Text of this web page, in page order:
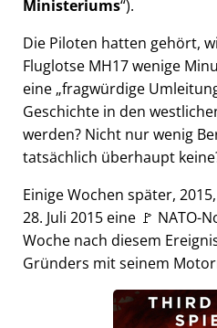
Ministeriums ).
Die Piloten hatten gehört,
Fluglotse MH17 wenige
eine fragwürdige
Geschichte in den
werden? Nicht nur wenig
tatsächlich überhaupt
Einige Wochen später,
28. Juli 2015 eine 🚩 NATO-
Woche nach diesem
Gründers mit seinem